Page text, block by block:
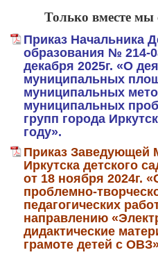
Только вместе
Приказ Начальника
образования № 214-
декабря 2025г. «О
муниципальных
муниципальных
муниципальных
групп города
году».
Приказ Заведующей
Иркутска детского
от 18 ноября 2024г.
проблемно-
педагогических
направлению
дидактические
грамоте детей с